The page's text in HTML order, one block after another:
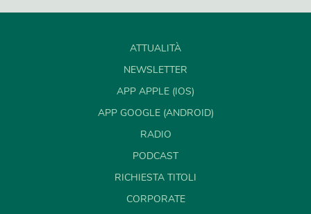
ATTUALITÀ
NEWSLETTER
APP APPLE (IOS)
APP GOOGLE (ANDROID)
RADIO
PODCAST
RICHIESTA TITOLI
CORPORATE